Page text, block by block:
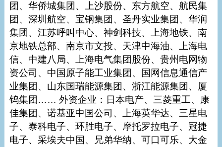
团、华侨城集团、上沙股份、东方航空、航民集
团、深圳航空、宝钢集团、圣丹实业集团、华润
集团、江苏呼叫中心、神剑科技、上海地铁、南
京地铁总部、南京市文投、天津中海油、上海电
信、中建八局、上海电气集团股份、贵州电网物
资公司、中国原子能工业集团、国网信息通信产
业集团、山东国瑞能源集团、浙江能源集团、厦
钨集团…… 外资企业：日本电产、三菱重工、康
佳集团、诺基亚中国公司、上海英华达、三星电
子、泰科电子、环胜电子、摩托罗拉电子、冠捷
电子、采埃夫中国、兄弟华纳、可口可乐、大金